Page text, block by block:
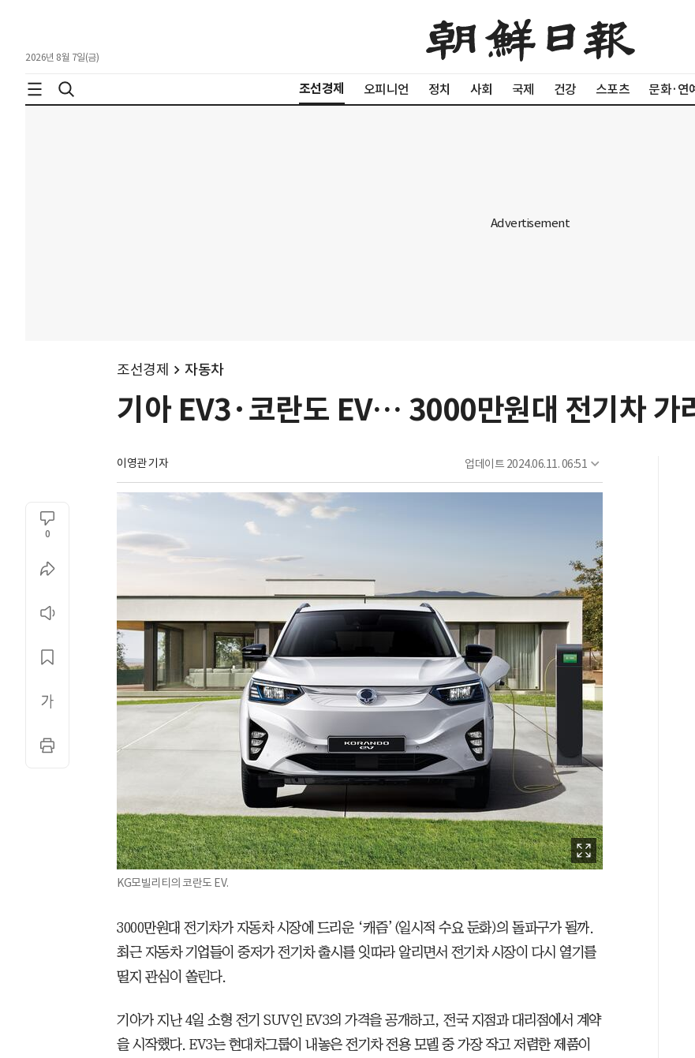
2026년 8월 7일(금)
조선경제 오피니언 정치 사회 국제 건강 스포츠 문화·연
조선경제 자동차
기아 EV3·코란도 EV… 3000만원대 전기차 가
이영관 기자 업데이트 2024.06.11. 06:51
0
KG모빌리티의 코란도 EV.
3000만원대 전기차가 자동차 시장에 드리운 ‘캐즘’(일시적 수요 둔화)의 돌파구가 될까.
최근 자동차 기업들이 중저가 전기차 출시를 잇따라 알리면서 전기차 시장이 다시 열기를
띨지 관심이 쏠린다.
기아가 지난 4일 소형 전기 SUV인 EV3의 가격을 공개하고, 전국 지점과 대리점에서 계약
을 시작했다. EV3는 현대차그룹이 내놓은 전기차 전용 모델 중 가장 작고 저렴한 제품이